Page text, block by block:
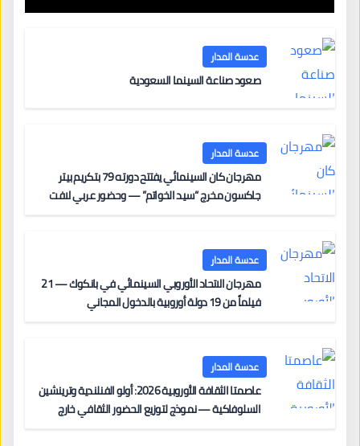
عدسة المدار
صعود صناعة السينما السعودية
عدسة المدار
مهرجان كان السينمائي يفتتح دورته 79 بتكريم بيتر
جاكسون مخرج “سيد الخواتم” — وحضور عربي لافت
عدسة المدار
مهرجان الاتحاد الأوروبي السينمائي في بانكوك — 21
فيلماً من 19 دولة أوروبية بالدخول المجاني
عدسة المدار
عاصمتا الثقافة الأوروبية 2026: أولو الفنلندية وترينشين
السلوفاكية — نموذج لتوزيع الحضور الثقافي خارج